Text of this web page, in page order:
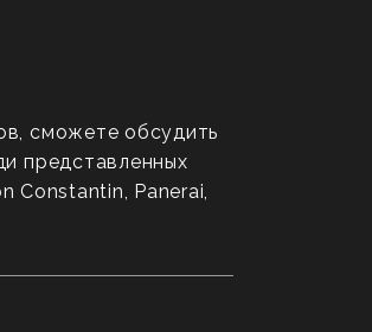
сможете обсудить
представленных
Constantin, Panerai,